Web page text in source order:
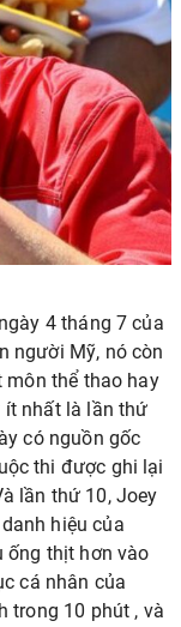
4 tháng 7 của
người Mỹ, nó còn
thể thao hay
nhất là lần thứ
có nguồn gốc
thi được ghi lại
lần thứ 10, Joey
hiệu của
ống thịt hơn vào
cá nhân của
trong 10 phút , và